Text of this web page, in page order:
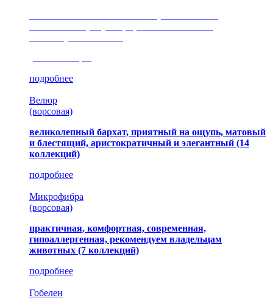
подробнее
Велюр
(ворсовая)
великолепный бархат, приятный на ощупь, матовый
и блестящий, аристократичный и элегантный (14
коллекций)
подробнее
Микрофибра
(ворсовая)
практичная, комфортная, современная,
гипоаллергенная, рекомендуем владельцам
животных (7 коллекций)
подробнее
Гобелен